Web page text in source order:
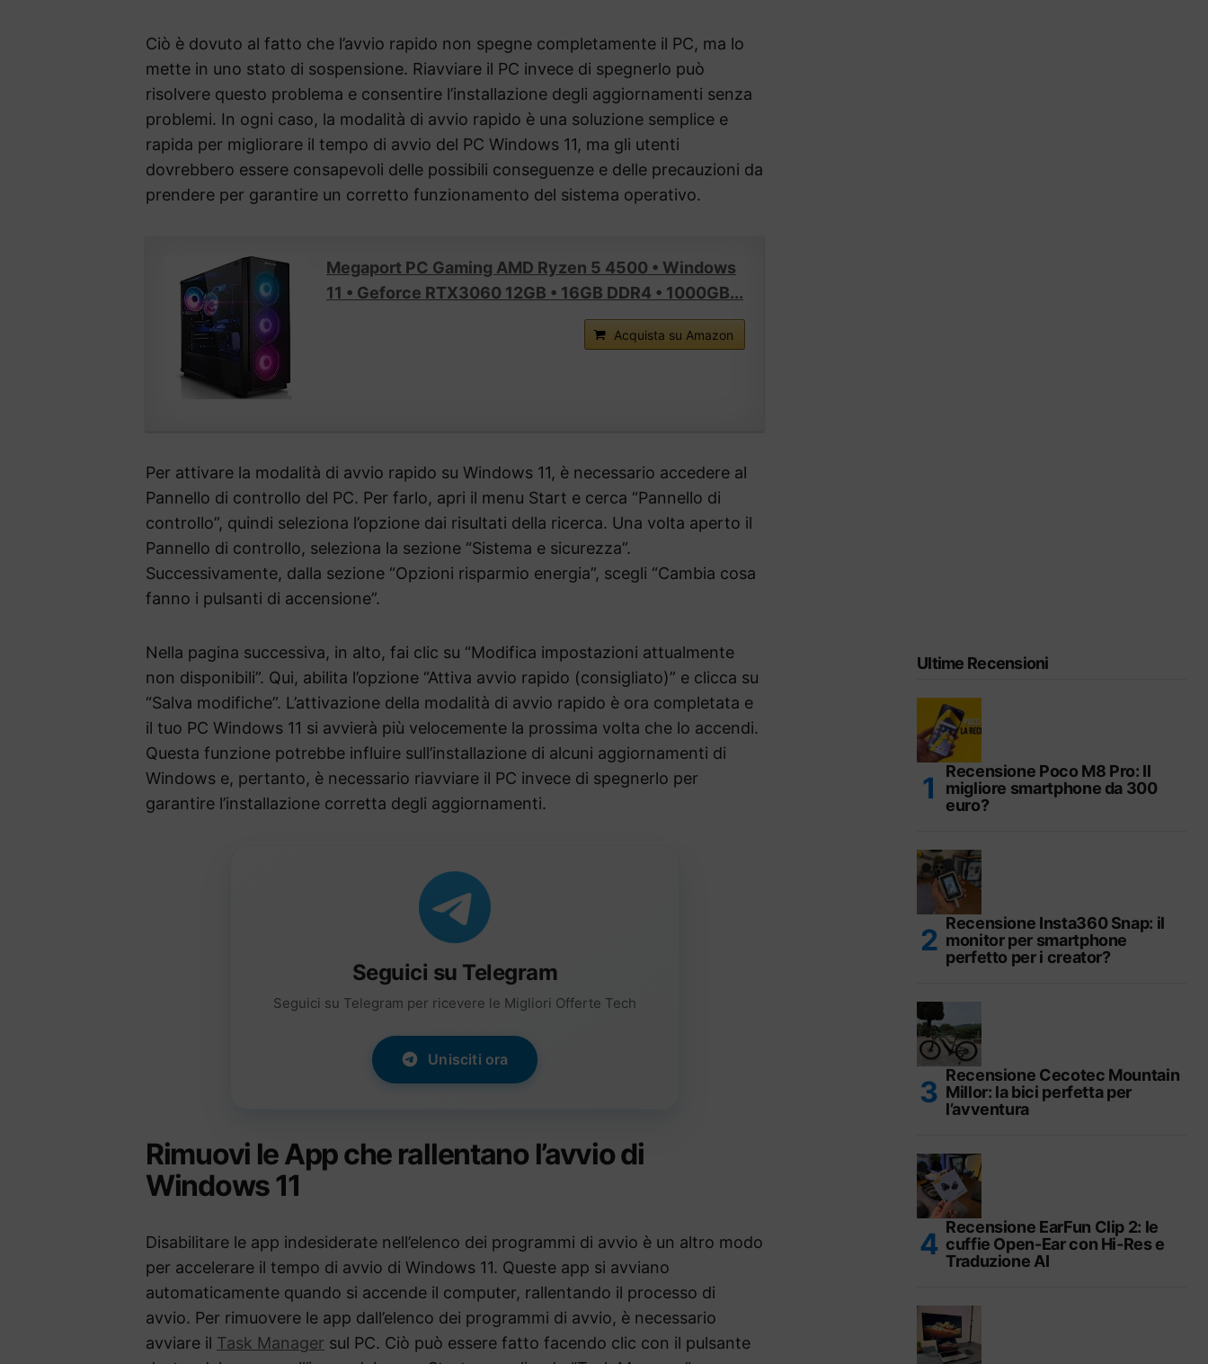
Ciò è dovuto al fatto che l’avvio rapido non spegne completamente il PC, ma lo
mette in uno stato di sospensione. Riavviare il PC invece di spegnerlo può
risolvere questo problema e consentire l’installazione degli aggiornamenti senza
problemi. In ogni caso, la modalità di avvio rapido è una soluzione semplice e
rapida per migliorare il tempo di avvio del PC Windows 11, ma gli utenti
dovrebbero essere consapevoli delle possibili conseguenze e delle precauzioni da
prendere per garantire un corretto funzionamento del sistema operativo.
Megaport PC Gaming AMD Ryzen 5 4500 • Windows
11 • Geforce RTX3060 12GB • 16GB DDR4 • 1000GB...
Acquista su Amazon
Per attivare la modalità di avvio rapido su Windows 11, è necessario accedere al
Pannello di controllo del PC. Per farlo, apri il menu Start e cerca “Pannello di
controllo”, quindi seleziona l’opzione dai risultati della ricerca. Una volta aperto il
Pannello di controllo, seleziona la sezione “Sistema e sicurezza”.
Successivamente, dalla sezione “Opzioni risparmio energia”, scegli “Cambia cosa
fanno i pulsanti di accensione”.
Nella pagina successiva, in alto, fai clic su “Modifica impostazioni attualmente
non disponibili”. Qui, abilita l’opzione “Attiva avvio rapido (consigliato)” e clicca su
“Salva modifiche”. L’attivazione della modalità di avvio rapido è ora completata e
il tuo PC Windows 11 si avvierà più velocemente la prossima volta che lo accendi.
Questa funzione potrebbe influire sull’installazione di alcuni aggiornamenti di
Windows e, pertanto, è necessario riavviare il PC invece di spegnerlo per
garantire l’installazione corretta degli aggiornamenti.
Seguici su Telegram
Seguici su Telegram per ricevere le Migliori Offerte Tech
Unisciti ora
Rimuovi le App che rallentano l’avvio di
Windows 11
Disabilitare le app indesiderate nell’elenco dei programmi di avvio è un altro modo
per accelerare il tempo di avvio di Windows 11. Queste app si avviano
automaticamente quando si accende il computer, rallentando il processo di
avvio. Per rimuovere le app dall’elenco dei programmi di avvio, è necessario
avviare il Task Manager sul PC. Ciò può essere fatto facendo clic con il pulsante
Ultime Recensioni
Recensione Poco M8 Pro: Il
migliore smartphone da 300
euro?
Recensione Insta360 Snap: il
monitor per smartphone
perfetto per i creator?
Recensione Cecotec Mountain
Millor: la bici perfetta per
l’avventura
Recensione EarFun Clip 2: le
cuffie Open-Ear con Hi-Res e
Traduzione AI